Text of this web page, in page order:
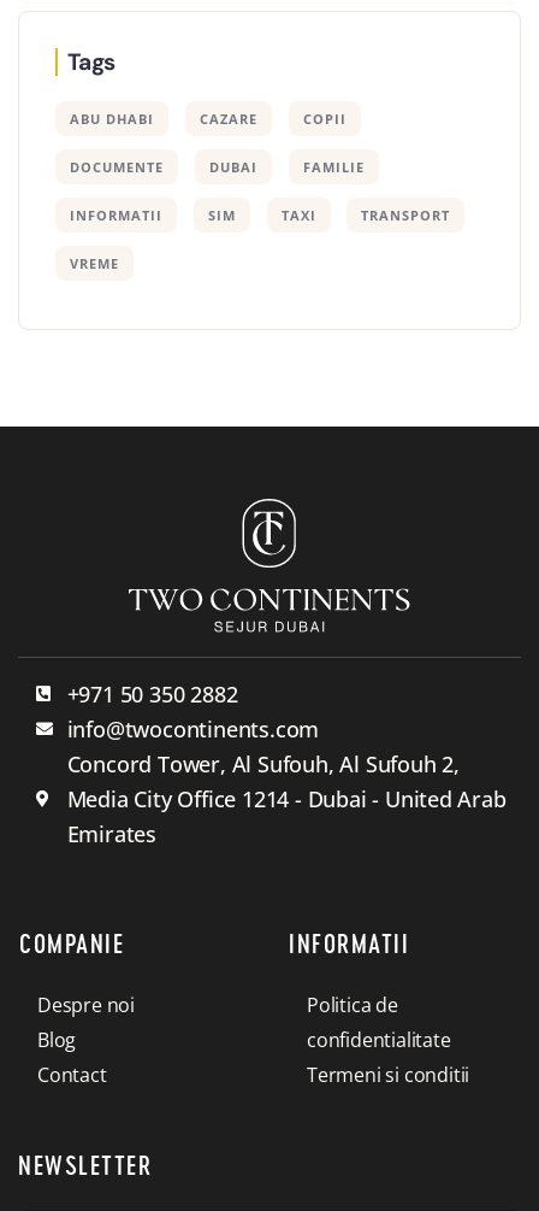
Tags
ABU DHABI CAZARE COPII
DOCUMENTE DUBAI FAMILIE
INFORMATII SIM TAXI TRANSPORT
VREME
+971 50 350 2882
info@twocontinents.com
Concord Tower, Al Sufouh, Al Sufouh 2,
Media City Office 1214 - Dubai - United Arab
Emirates
COMPANIE
Despre noi
Blog
Contact
INFORMATII
Politica de
confidentialitate
Termeni si conditii
NEWSLETTER